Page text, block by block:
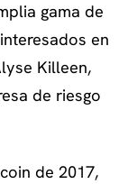
gama de
en
Killeen,
de riesgo
de 2017,